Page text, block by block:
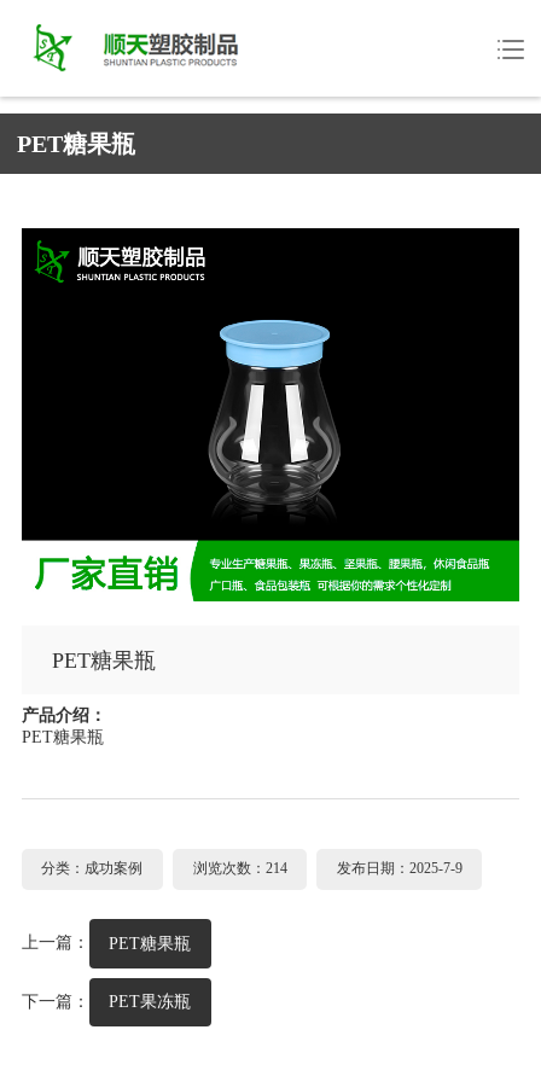
PET糖果瓶
PET糖果瓶
产品介绍：
PET糖果瓶
分类：成功案例 浏览次数：214 发布日期：2025-7-9
上一篇： PET糖果瓶
下一篇： PET果冻瓶